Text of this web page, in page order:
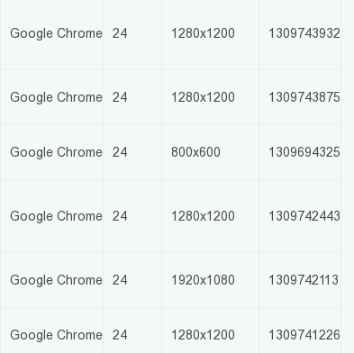
Google Chrome 24 1280x1200 1309743932
Google Chrome 24 1280x1200 1309743875
Google Chrome 24 800x600 1309694325
Google Chrome 24 1280x1200 1309742443
Google Chrome 24 1920x1080 1309742113
Google Chrome 24 1280x1200 1309741226